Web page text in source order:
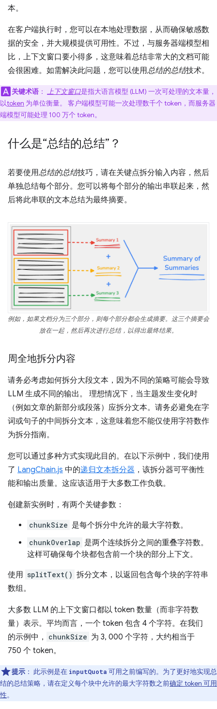
本。
在客户端执行时，您可以在本地处理数据，从而确保敏感数
据的安全，并大规模提供可用性。不过，与服务器端模型相
比，上下文窗口要小得多，这意味着总结非常大的文档可能
会很困难。如需解决此问题，您可以使用总结的总结技术。
关键术语 ： 上下文窗口是指大语言模型 (LLM) 一次可处理的文本量，
以token 为单位衡量。 客户端模型可能一次处理数千个 token，而服务器
端模型可能处理 100 万个 token。
什么是“总结的总结”？
若要使用总结的总结技巧，请在关键点拆分输入内容，然后
单独总结每个部分。您可以将每个部分的输出串联起来，然
后将此串联的文本总结为最终摘要。
例如，如果文档分为三个部分，则每个部分都会生成摘要。这三个摘要会
放在一起，然后再次进行总结，以得出最终结果。
周全地拆分内容
请务必考虑如何拆分大段文本，因为不同的策略可能会导致
LLM 生成不同的输出。 理想情况下，当主题发生变化时
（例如文章的新部分或段落）应拆分文本。请务必避免在字
词或句子的中间拆分文本，这意味着您不能仅使用字符数作
为拆分指南。
您可以通过多种方式实现此目的。在以下示例中，我们使用
了 LangChain.js 中的递归文本拆分器 ，该拆分器可平衡性
能和输出质量。这应该适用于大多数工作负载。
创建新实例时，有两个关键参数：
chunkSize 是每个拆分中允许的最大字符数。
chunkOverlap 是两个连续拆分之间的重叠字符数。
这样可确保每个块都包含前一个块的部分上下文。
使用 splitText() 拆分文本，以返回包含每个块的字符串
数组。
大多数 LLM 的上下文窗口都以 token 数量（而非字符数
量）表示。平均而言，一个 token 包含 4 个字符。在我们
的示例中，
chunkSize 为 3, 000 个字符，大约相当于
750 个 token。
提示 ： 此示例是在 inputQuota 可用之前编写的。为了更好地实现总
结的总结策略，请在定义每个块中允许的最大字符数之前确定 token 可用
性。